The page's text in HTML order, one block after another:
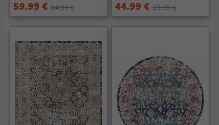
59.99 € 84.99 € 44.99 € 59.99 €